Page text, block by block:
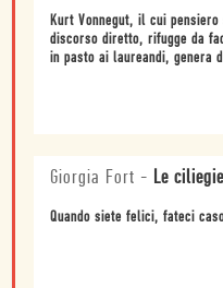
Kurt Vonnegut, il cui
discorso diretto, rifugge da
in pasto ai laureandi, genera
Giorgia Fort - Le
Quando siete felici, fateci